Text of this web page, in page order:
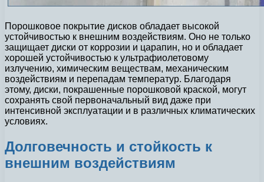
Порошковое покрытие дисков обладает высокой
устойчивостью к внешним воздействиям. Оно не только
защищает диски от коррозии и царапин, но и обладает
хорошей устойчивостью к ультрафиолетовому
излучению, химическим веществам, механическим
воздействиям и перепадам температур. Благодаря
этому, диски, покрашенные порошковой краской, могут
сохранять свой первоначальный вид даже при
интенсивной эксплуатации и в различных климатических
условиях.
Долговечность и стойкость к
внешним воздействиям